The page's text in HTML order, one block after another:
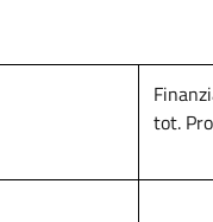
tot.